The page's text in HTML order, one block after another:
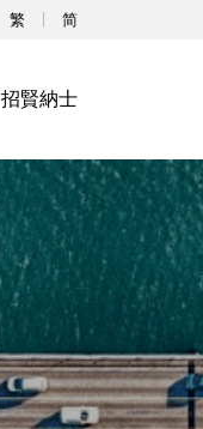
繁 简
招賢納士